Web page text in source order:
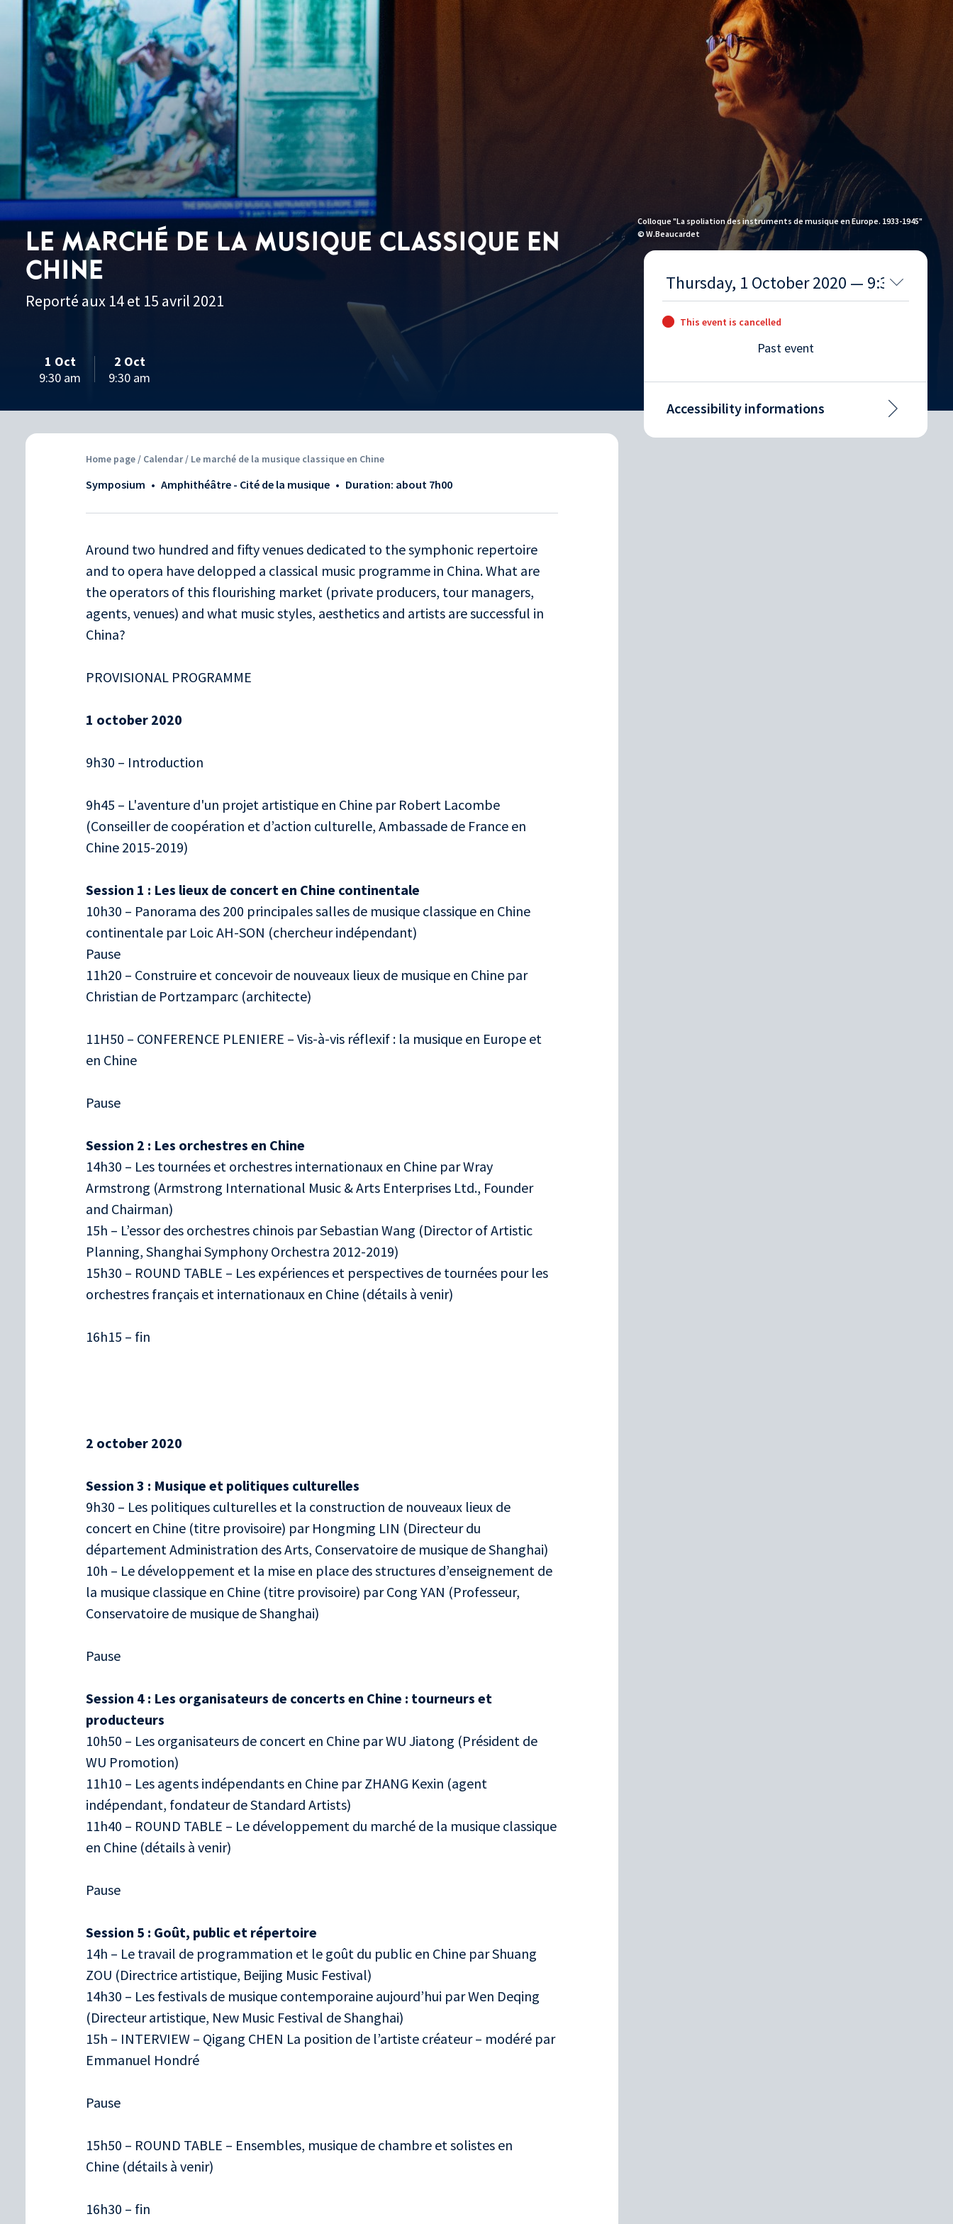
Colloque "La spoliation des instruments de musique en Europe. 1933-1945"
© W.Beaucardet
LE MARCHÉ DE LA MUSIQUE CLASSIQUE EN
CHINE
Reporté aux 14 et 15 avril 2021
1 Oct
9:30 am
2 Oct
9:30 am
Home page / Calendar/ Le marché de la musique classique en Chine
Symposium • Amphithéâtre - Cité de la musique • Duration: about 7h00
Around two hundred and fifty venues dedicated to the symphonic repertoire
and to opera have delopped a classical music programme in China. What are
the operators of this flourishing market (private producers, tour managers,
agents, venues) and what music styles, aesthetics and artists are successful in
China?
PROVISIONAL PROGRAMME
1 october 2020
9h30 – Introduction
9h45 – L'aventure d'un projet artistique en Chine par Robert Lacombe
(Conseiller de coopération et d’action culturelle, Ambassade de France en
Chine 2015-2019)
Session 1 : Les lieux de concert en Chine continentale
10h30 – Panorama des 200 principales salles de musique classique en Chine
continentale par Loic AH-SON (chercheur indépendant)
Pause
11h20 – Construire et concevoir de nouveaux lieux de musique en Chine par
Christian de Portzamparc (architecte)
11H50 – CONFERENCE PLENIERE – Vis-à-vis réflexif : la musique en Europe et
en Chine
Pause
Session 2 : Les orchestres en Chine
14h30 – Les tournées et orchestres internationaux en Chine par Wray
Armstrong (Armstrong International Music & Arts Enterprises Ltd., Founder
and Chairman)
15h – L’essor des orchestres chinois par Sebastian Wang (Director of Artistic
Planning, Shanghai Symphony Orchestra 2012-2019)
15h30 – ROUND TABLE – Les expériences et perspectives de tournées pour les
orchestres français et internationaux en Chine (détails à venir)
16h15 – fin
2 october 2020
Session 3 : Musique et politiques culturelles
9h30 – Les politiques culturelles et la construction de nouveaux lieux de
concert en Chine (titre provisoire) par Hongming LIN (Directeur du
département Administration des Arts, Conservatoire de musique de Shanghai)
10h – Le développement et la mise en place des structures d’enseignement de
la musique classique en Chine (titre provisoire) par Cong YAN (Professeur,
Conservatoire de musique de Shanghai)
Pause
Session 4 : Les organisateurs de concerts en Chine : tourneurs et
producteurs
10h50 – Les organisateurs de concert en Chine par WU Jiatong (Président de
WU Promotion)
11h10 – Les agents indépendants en Chine par ZHANG Kexin (agent
indépendant, fondateur de Standard Artists)
11h40 – ROUND TABLE – Le développement du marché de la musique classique
en Chine (détails à venir)
Pause
Session 5 : Goût, public et répertoire
14h – Le travail de programmation et le goût du public en Chine par Shuang
ZOU (Directrice artistique, Beijing Music Festival)
14h30 – Les festivals de musique contemporaine aujourd’hui par Wen Deqing
(Directeur artistique, New Music Festival de Shanghai)
15h – INTERVIEW – Qigang CHEN La position de l’artiste créateur – modéré par
Emmanuel Hondré
Pause
15h50 – ROUND TABLE – Ensembles, musique de chambre et solistes en
Chine (détails à venir)
16h30 – fin
This event is cancelled
Past event
Accessibility informations